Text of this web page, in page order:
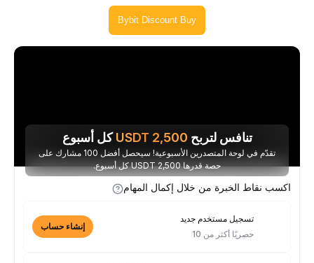
Bybit Discount Buy
تنافس لتربح 2,500
USDTكل أسبوع
تقدّم في لوحة المتصدرين الأسبوعية! سيحصل أفضل 100 مشارك على
حصة قدرها 2,500 USDT كل أسبوع.
اكسب نقاط الخبرة من خلال إكمال المهام
تسجيل مستخدم جديد
حصريًا أكثر من 10
إنشاء حساب